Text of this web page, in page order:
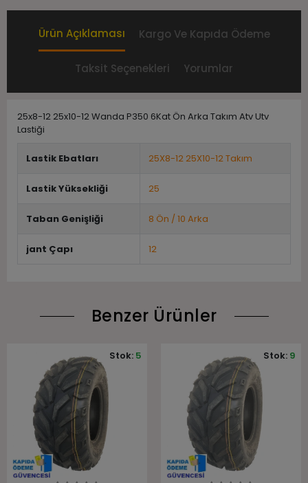
Ürün Açıklaması Kargo Ve Kapıda Ödeme
Taksit Seçenekleri Yorumlar
25x8-12 25x10-12 Wanda P350 6Kat Ön Arka Takım Atv Utv
Lastiği
Lastik Ebatları 25X8-12 25X10-12 Takım
Lastik Yüksekliği 25
Taban Genişliği 8 Ön / 10 Arka
jant Çapı 12
Benzer Ürünler
Stok: 5 Stok: 9